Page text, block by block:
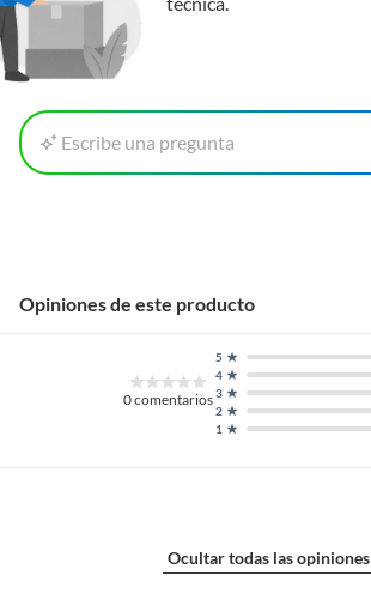
Escribe una pregunta
Opiniones de este producto
0comentarios
1
2
3
4
5
Ocultar todas las opiniones